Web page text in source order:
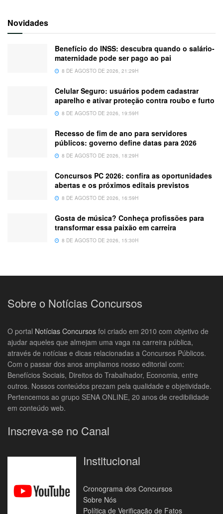
Novidades
Benefício do INSS: descubra quando o salário-
maternidade pode ser pago ao pai
8 DE AGOSTO DE 2026, 21:29H
Celular Seguro: usuários podem cadastrar
aparelho e ativar proteção contra roubo e furto
8 DE AGOSTO DE 2026, 19:59H
Recesso de fim de ano para servidores
públicos: governo define datas para 2026
8 DE AGOSTO DE 2026, 18:29H
Concursos PC 2026: confira as oportunidades
abertas e os próximos editais previstos
8 DE AGOSTO DE 2026, 16:59H
Gosta de música? Conheça profissões para
transformar essa paixão em carreira
8 DE AGOSTO DE 2026, 15:30H
Sobre o Notícias Concursos
O portal Notícias Concursos foi criado em 2010 com objetivo de
ajudar aqueles que almejam uma vaga na carreira pública,
através de notícias e dicas relacionadas a Concursos Públicos.
Com o passar dos anos ampliamos nosso editorial com:
Benefícios Sociais, Direitos do Trabalhador, Economia, entre
outros. Nossos conteúdos prezam pela qualidade e objetividade.
Pertencemos ao grupo SENA ONLINE, 20 anos de credibilidade
em conteúdo web.
Inscreva-se no Canal
Institucional
Cronograma dos Concursos
Sobre Nós
Política de Verificação de Fatos